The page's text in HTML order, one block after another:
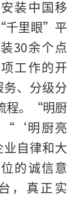
装中国移
千里眼”平
30余个点
工作的开
、分级分
程。“明厨
“‘明厨亮
自律和大
的诚信意
，真正实